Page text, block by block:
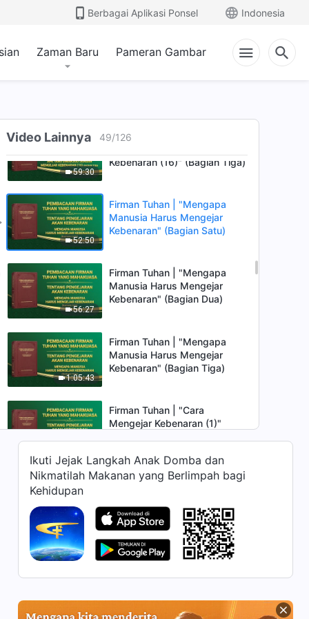
Berbagai Aplikasi Ponsel Indonesia
Zaman Baru Pameran Gambar
Video Lainnya 49/126
Dimaksud dengan Mengejar
59:30
Firman Tuhan | "Apa yang
Kebenaran (16)" (Bagian Tiga)
52:50
Firman Tuhan | "Mengapa
Manusia Harus Mengejar
Kebenaran" (Bagian Satu)
56:27
Firman Tuhan | "Mengapa
Manusia Harus Mengejar
Kebenaran" (Bagian Dua)
1:05:43
Firman Tuhan | "Mengapa
Manusia Harus Mengejar
Kebenaran" (Bagian Tiga)
Firman Tuhan | "Cara
Mengejar Kebenaran (1)"
46:11
Firman Tuhan | "Cara
(Bagian Dua)
Firman Tuhan | "Cara
Mengejar Kebenaran (1)"
Firman Tuhan | "Cara
Ikuti Jejak Langkah Anak Domba dan
Nikmatilah Makanan yang Berlimpah bagi
Kehidupan